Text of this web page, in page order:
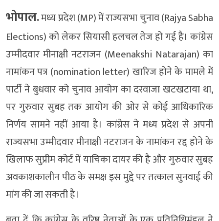
भोपाल.मध्य प्रदेश (MP) में राज्यसभा चुनाव (Rajya Sabha
Elections) को लेकर सियासी हलचल तेज हो गई है। कांग्रेस
उम्मीदवार मीनाक्षी नटराजन (Meenakshi Natarajan) का
नामांकन पत्र (nomination letter) खारिज होने के मामले में
पार्टी ने बुधवार को चुनाव आयोग का दरवाजा खटखटाया था,
पर गुरुवार सुबह तक आयोग की ओर से कोई आधिकारिक
निर्णय सामने नहीं आया है। कांग्रेस ने मध्य प्रदेश से अपनी
राज्यसभा उम्मीदवार मीनाक्षी नटराजन के नामांकन रद्द होने के
खिलाफ सुप्रीम कोर्ट में याचिका दायर की है और गुरुवार सुबह
अवकाशकालीन पीठ के समक्ष इस मुद्दे पर तत्काल सुनवाई की
मांग की जा सकती है।